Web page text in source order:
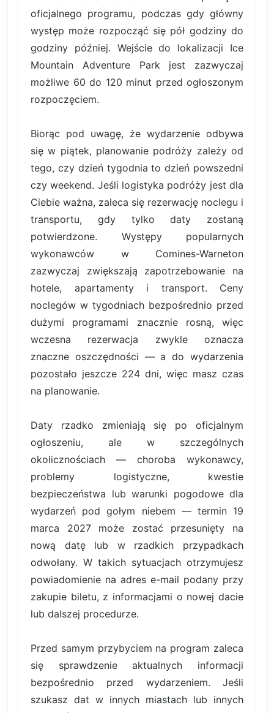
oficjalnego programu, podczas gdy główny
występ może rozpocząć się pół godziny do
godziny później. Wejście do lokalizacji Ice
Mountain Adventure Park jest zazwyczaj
możliwe 60 do 120 minut przed ogłoszonym
rozpoczęciem.
Biorąc pod uwagę, że wydarzenie odbywa
się w piątek, planowanie podróży zależy od
tego, czy dzień tygodnia to dzień powszedni
czy weekend. Jeśli logistyka podróży jest dla
Ciebie ważna, zaleca się rezerwację noclegu i
transportu, gdy tylko daty zostaną
potwierdzone. Występy popularnych
wykonawców w Comines-Warneton
zazwyczaj zwiększają zapotrzebowanie na
hotele, apartamenty i transport. Ceny
noclegów w tygodniach bezpośrednio przed
dużymi programami znacznie rosną, więc
wczesna rezerwacja zwykle oznacza
znaczne oszczędności — a do wydarzenia
pozostało jeszcze 224 dni, więc masz czas
na planowanie.
Daty rzadko zmieniają się po oficjalnym
ogłoszeniu, ale w szczególnych
okolicznościach — choroba wykonawcy,
problemy logistyczne, kwestie
bezpieczeństwa lub warunki pogodowe dla
wydarzeń pod gołym niebem — termin 19
marca 2027 może zostać przesunięty na
nową datę lub w rzadkich przypadkach
odwołany. W takich sytuacjach otrzymujesz
powiadomienie na adres e-mail podany przy
zakupie biletu, z informacjami o nowej dacie
lub dalszej procedurze.
Przed samym przybyciem na program zaleca
się sprawdzenie aktualnych informacji
bezpośrednio przed wydarzeniem. Jeśli
szukasz dat w innych miastach lub innych